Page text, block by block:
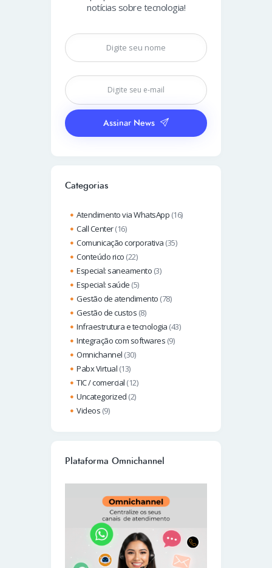
notícias sobre tecnologia!
Assinar News
Categorias
Atendimento via WhatsApp (16)
Call Center(16)
Comunicação corporativa (35)
Conteúdo rico (22)
Especial: saneamento (3)
Especial: saúde (5)
Gestão de atendimento (78)
Gestão de custos (8)
Infraestrutura e tecnologia (43)
Integração com softwares (9)
Omnichannel (30)
Pabx Virtual (13)
TIC / comercial (12)
Uncategorized (2)
Videos (9)
Plataforma Omnichannel